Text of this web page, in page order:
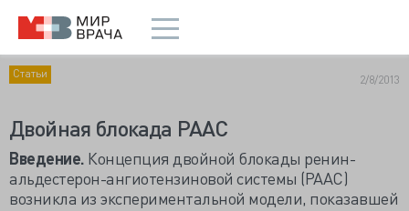
Статьи 2/8/2013
Двойная блокада РААС
Введение. Концепция двойной блокады ренин-
альдестерон-ангиотензиновой системы (РААС)
возникла из экспериментальной модели, показавшей